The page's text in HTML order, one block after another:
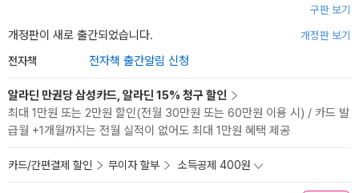
구판 보기
개정판이 새로 출간되었습니다. 개정판 보기
전자책 전자책 출간알림 신청
알라딘 만권당 삼성카드, 알라딘 15% 청구 할인
최대 1만원 또는 2만원 할인(전월 30만원 또는 60만원 이용 시) / 카드 발
급월 +1개월까지는 전월 실적이 없어도 최대 1만원 혜택 제공
카드/간편결제 할인 무이자 할부 소득공제 400원